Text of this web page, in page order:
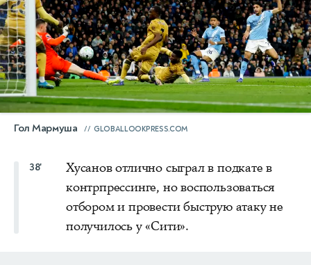
Гол Мармуша GLOBALLOOKPRESS.COM
38'
Хусанов отлично сыграл в подкате в
контрпрессинге, но воспользоваться
отбором и провести быструю атаку не
получилось у «Сити».